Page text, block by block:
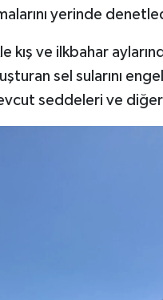
yerinde
kış ve ilkbahar
sel sularını
seddeleri ve